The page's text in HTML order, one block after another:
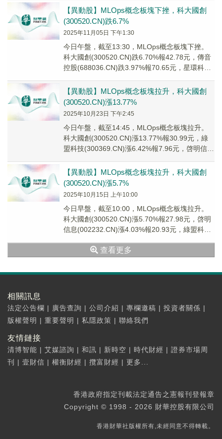
【異動股】MLOps概念板塊下挫，科大國創
(300520.CN)跌6.7%
2025年11月05日 下午1:30
今日午盤，截至13:30，MLOps概念板塊下挫。
科大國創(300520.CN)跌6.70%報42.78元，傳音
控股(688036.CN)跌3.97%報70.65元，星環科技
【異動股】MLOps概念板塊拉升，科大國創
(300520.CN)漲13.77%
2025年10月23日 下午2:45
今日午盤，截至14:45，MLOps概念板塊拉升。
科大國創(300520.CN)漲13.77%報30.99元，綠
盟科技(300369.CN)漲6.42%報7.96元，啓明信息
【異動股】MLOps概念板塊拉升，科大國創
(300520.CN)漲5.7%
2025年10月15日 上午10:00
今日早盤，截至10:00，MLOps概念板塊拉升。
科大國創(300520.CN)漲5.70%報27.98元，啓明
信息(002232.CN)漲4.03%報20.93元，綠盟科技
查看更多
相關訊息
法定公告欄 | 廣告查詢 | 公司介紹 | 專欄邀稿 | 投資者關係 |
版權聲明 | 重要聲明 | 私隱政策 | 聯絡我們
友情鏈接
清博智能 | 艾媒諮詢 | 和訊 | 新時空 | 時代財經 | 證券市場周
刊
| 壹財信 | 權衡財經 | 攬富財經 | 更多...
香港政府指定刊載法定通告之憲報刊登報章
Copyright © 1998 - 2026 財華控股有限公司
香港財華社版權所有,未經同意不得轉載。